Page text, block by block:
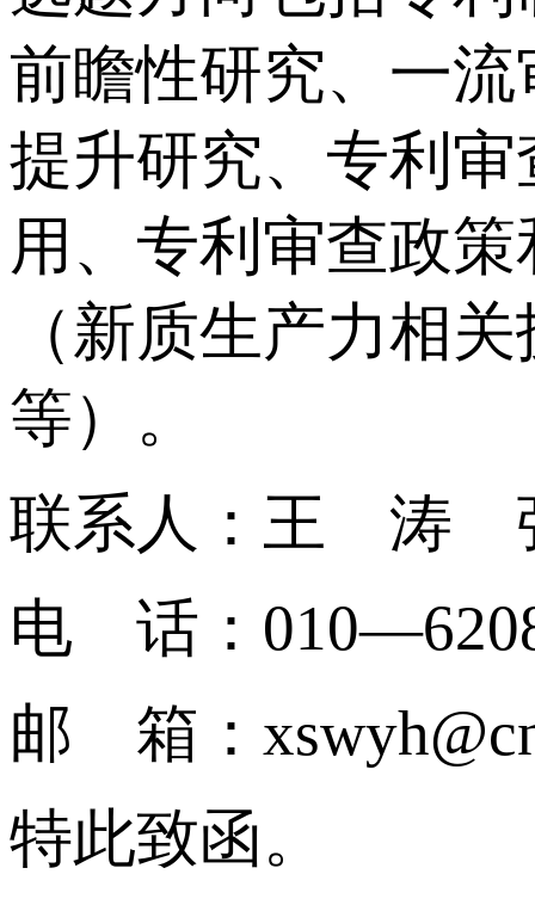
前瞻性研究、一
提升研究、专利
用、专利审查政
（新质生产力相
等）。
联系人：王 涛
电 话：
邮 箱：
特此致函。